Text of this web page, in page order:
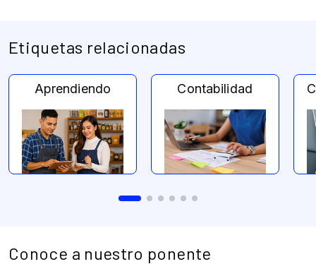
Etiquetas relacionadas
Conoce a nuestro ponente